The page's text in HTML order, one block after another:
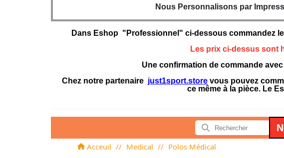
Nous Personnalisons par
Dans Eshop "Professionnel" ci-dessous commandez
Les prix ci-dessus sont
Une confirmation de commande
Chez notre partenaire just1sport.store vous pouvez
ce même à la pièce. Le
Acceuil // Medical // Polos Médical